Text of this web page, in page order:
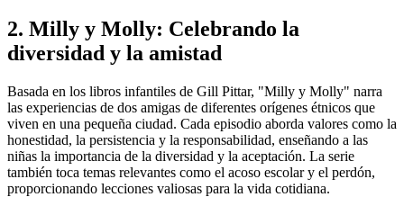
2. Milly y Molly: Celebrando la
diversidad y la amistad
Basada en los libros infantiles de Gill Pittar, "Milly y Molly" narra
las experiencias de dos amigas de diferentes orígenes étnicos que
viven en una pequeña ciudad. Cada episodio aborda valores como la
honestidad, la persistencia y la responsabilidad, enseñando a las
niñas la importancia de la diversidad y la aceptación. La serie
también toca temas relevantes como el acoso escolar y el perdón,
proporcionando lecciones valiosas para la vida cotidiana.